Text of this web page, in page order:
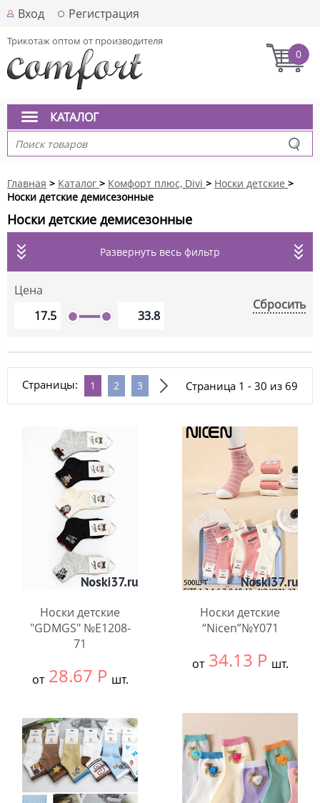
Вход Регистрация
Трикотаж оптом от производителя
0
КАТАЛОГ
Главная > Каталог > Комфорт плюс, Divi > Носки детские >
Носки детские демисезонные
Носки детские демисезонные
Развернуть весь фильтр
Цена
Сбросить
Страницы: 1 2 3 Страница 1 - 30 из 69
Носки детские
"GDMGS" №Е1208-
71
от 28.67 Р шт.
12
В упаковке:
10
шт.
Количество:
Носки детские
“Nicen”№Y071
от 34.13 Р шт.
В упаковке:
10
шт.
Количество: